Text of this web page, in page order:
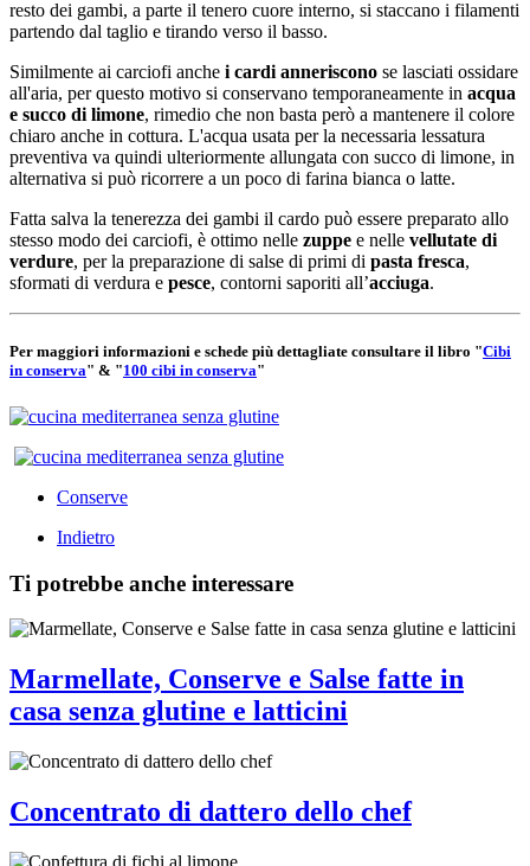
resto dei gambi, a parte il tenero cuore interno, si staccano i filamenti
partendo dal taglio e tirando verso il basso.
Similmente ai carciofi anche i cardi anneriscono se lasciati ossidare
all'aria, per questo motivo si conservano temporaneamente in acqua
e succo di limone, rimedio che non basta però a mantenere il colore
chiaro anche in cottura. L'acqua usata per la necessaria lessatura
preventiva va quindi ulteriormente allungata con succo di limone, in
alternativa si può ricorrere a un poco di farina bianca o latte.
Fatta salva la tenerezza dei gambi il cardo può essere preparato allo
stesso modo dei carciofi, è ottimo nelle zuppe e nelle vellutate di
verdure, per la preparazione di salse di primi di pasta fresca,
sformati di verdura e pesce, contorni saporiti all’acciuga.
Per maggiori informazioni e schede più dettagliate consultare il libro "Cibi
in conserva" & "100 cibi in conserva"
Conserve
Indietro
Ti potrebbe anche interessare
Marmellate, Conserve e Salse fatte in
casa senza glutine e latticini
Concentrato di dattero dello chef